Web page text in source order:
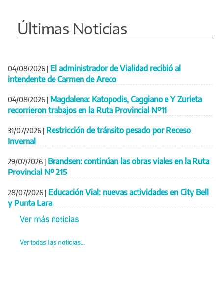
Últimas Noticias
04/08/2026 | El administrador de Vialidad recibió al
intendente de Carmen de Areco
04/08/2026 | Magdalena: Katopodis, Caggiano e Y Zurieta
recorrieron trabajos en la Ruta Provincial Nº11
31/07/2026 | Restricción de tránsito pesado por Receso
Invernal
29/07/2026 | Brandsen: continúan las obras viales en la Ruta
Provincial Nº 215
28/07/2026 | Educación Vial: nuevas actividades en City Bell
y Punta Lara
Ver más noticias
Ver todas las noticias...